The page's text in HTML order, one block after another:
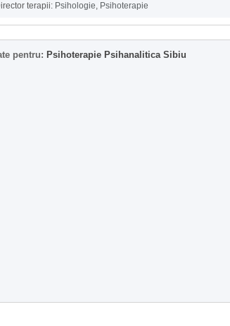
terapii: Psihologie, Psihoterapie
pentru: Psihoterapie Psihanalitica Sibiu